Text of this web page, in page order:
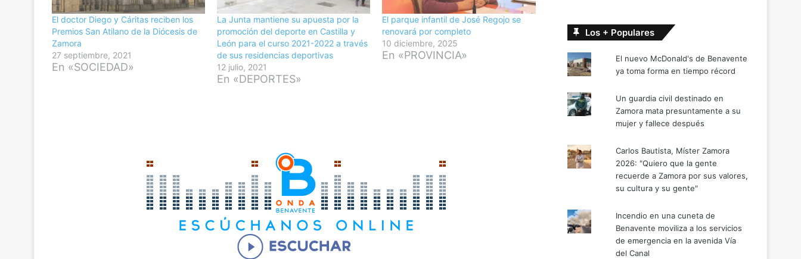
El doctor Diego y Cáritas reciben los
Premios San Atilano de la Diócesis de
Zamora
27 septiembre, 2021
En «SOCIEDAD»
La Junta mantiene su apuesta por la
promoción del deporte en Castilla y
León para el curso 2021-2022 a través
de sus residencias deportivas
12 julio, 2021
En «DEPORTES»
El parque infantil de José Regojo se
renovará por completo
10 diciembre, 2025
En «PROVINCIA»
Los + Populares
El nuevo McDonald's de Benavente
ya toma forma en tiempo récord
Un guardia civil destinado en
Zamora mata presuntamente a su
mujer y fallece después
Carlos Bautista, Míster Zamora
2026: "Quiero que la gente
recuerde a Zamora por sus valores,
su cultura y su gente"
Incendio en una cuneta de
Benavente moviliza a los servicios
de emergencia en la avenida Vía
del Canal